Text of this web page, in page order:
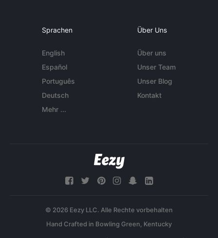
Sprachen
English
Español
Português
Deutsch
Mehr ...
Über Uns
Über uns
Unser Team
Unser Blog
Kontakt
© 2026 Eezy LLC. Alle Rechte vorbehalten